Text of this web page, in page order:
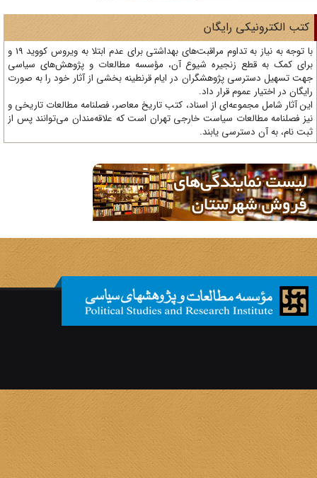
الکترونیکی رایگان
با توجه به نیاز به تداوم مراقبت‌های بهداشتی برای عدم ابتلا به ویروس کووید 19 و
کمک به قطع زنجیره شیوع آن، مؤسسه مطالعات و پژوهش‌های سیاسی
تسهیل دسترسی پژوهشگران در ایام قرنطینه بخشی از آثار خود را به صورت
در اختیار عموم قرار داد.
آثار شامل مجموعه‌ای از اسناد، کتب تاریخ معاصر، فصلنامه‌ مطالعات تاریخی و
فصلنامه مطالعات سیاست خارجی تهران است که علاقه‌مندان می‌توانند پس از
نام، به آن دسترسی یابند.